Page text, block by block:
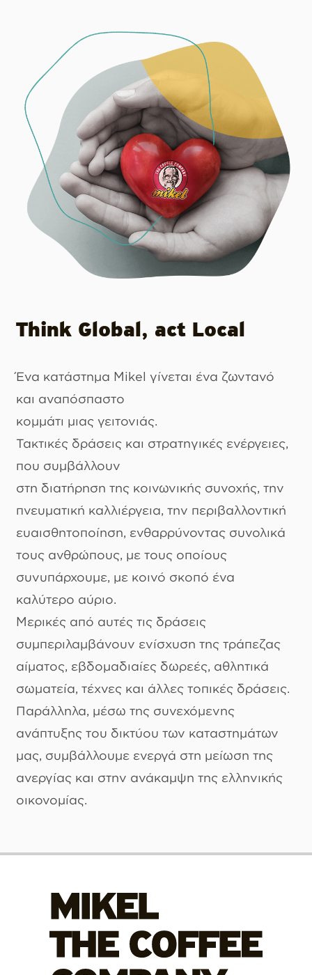
Think Global, act Local
Ένα κατάστημα Mikel γίνεται ένα ζωντανό
και αναπόσπαστο
κομμάτι μιας γειτονιάς.
Τακτικές δράσεις και στρατηγικές ενέργειες,
που συμβάλλουν
στη διατήρηση της κοινωνικής συνοχής, την
πνευματική καλλιέργεια, την περιβαλλοντική
ευαισθητοποίηση, ενθαρρύνοντας συνολικά
τους ανθρώπους, με τους οποίους
συνυπάρχουμε, με κοινό σκοπό ένα
καλύτερο αύριο.
Μερικές από αυτές τις δράσεις
συμπεριλαμβάνουν ενίσχυση της τράπεζας
αίματος, εβδομαδιαίες δωρεές, αθλητικά
σωματεία, τέχνες και άλλες τοπικές δράσεις.
Παράλληλα, μέσω της συνεχόμενης
ανάπτυξης του δικτύου των καταστημάτων
μας, συμβάλλουμε ενεργά στη μείωση της
ανεργίας και στην ανάκαμψη της ελληνικής
οικονομίας.